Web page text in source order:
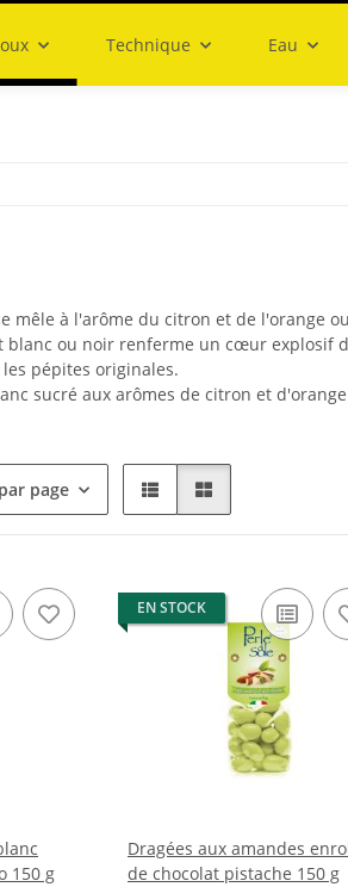
Technique Eau
mêle à l'arôme du citron et de l'orange
blanc ou noir renferme un cœur explosif
pépites originales.
sucré aux arômes de citron et
page
150 g
EN STOCK
Dragées aux amandes
de chocolat pistache 150 g